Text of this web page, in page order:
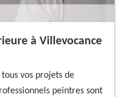
à Villevocance
vos projets de
peintres sont